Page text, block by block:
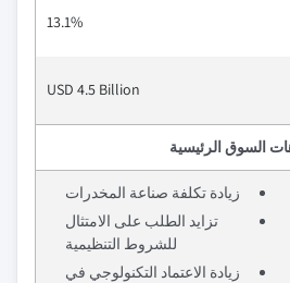
13.1%
USD 4.5 Billion
السوق الرئيسية
زيادة تكلفة صناعة المخدرات
تزايد الطلب على الامتثال
للشروط التنظيمية
زيادة الاعتماد التكنولوجي في